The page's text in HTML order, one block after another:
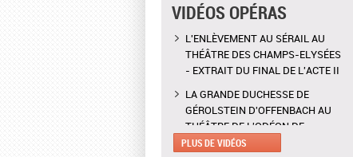
VIDÉOS OPÉRAS
L'ENLÈVEMENT AU SÉRAIL AU
THÉÂTRE DES CHAMPS-ELYSÉES
- EXTRAIT DU FINAL DE L'ACTE II
LA GRANDE DUCHESSE DE
GÉROLSTEIN D'OFFENBACH AU
THÉÂTRE DE L'ODÉON DE
MARSEILLE - EXTRAIT DE "AH !
PLUS DE VIDÉOS